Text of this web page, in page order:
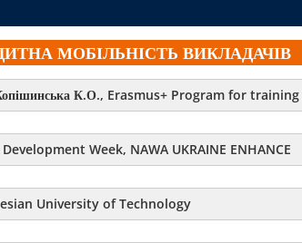
МОБІЛЬНІСТЬ ВИКЛАДАЧІВ
К.О., Erasmus+ Program for
Week, NAWA UKRAINE ENHANCE
University of Technology